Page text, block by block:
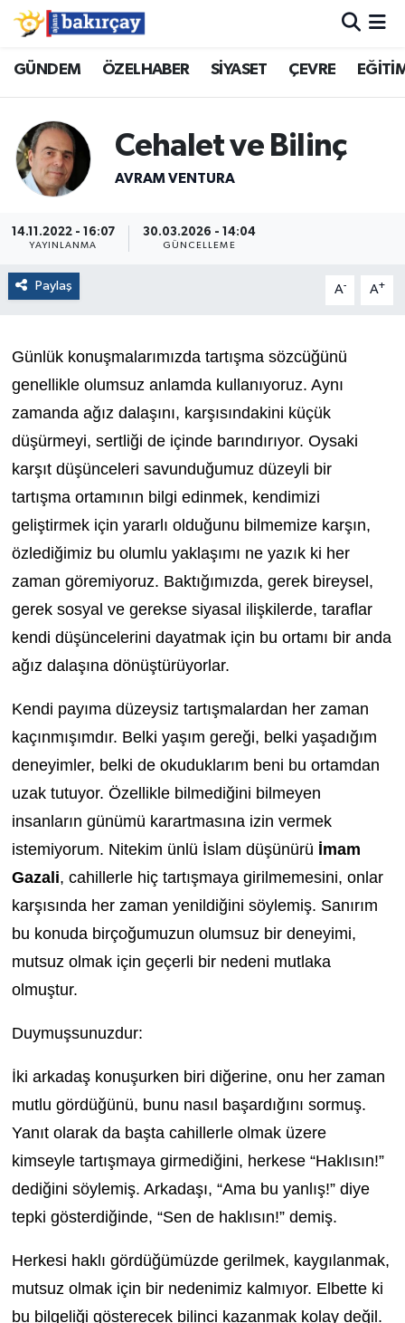
GÜNDEM ÖZELHABER SİYASET ÇEVRE
Cehalet ve Bilinç
AVRAM VENTURA
14.11.2022 - 16:07
YAYINLANMA
30.03.2026 - 14:04
GÜNCELLEME
Paylaş A- A+
Günlük konuşmalarımızda tartışma sözcüğünü
genellikle olumsuz anlamda kullanıyoruz. Aynı
zamanda ağız dalaşını, karşısındakini küçük
düşürmeyi, sertliği de içinde barındırıyor. Oysaki
karşıt düşünceleri savunduğumuz düzeyli bir
tartışma ortamının bilgi edinmek, kendimizi
geliştirmek için yararlı olduğunu bilmemize karşın,
özlediğimiz bu olumlu yaklaşımı ne yazık ki her
zaman göremiyoruz. Baktığımızda, gerek bireysel,
gerek sosyal ve gerekse siyasal ilişkilerde, taraflar
kendi düşüncelerini dayatmak için bu ortamı bir anda
ağız dalaşına dönüştürüyorlar.
Kendi payıma düzeysiz tartışmalardan her zaman
kaçınmışımdır. Belki yaşım gereği, belki yaşadığım
deneyimler, belki de okuduklarım beni bu ortamdan
uzak tutuyor. Özellikle bilmediğini bilmeyen
insanların günümü karartmasına izin vermek
istemiyorum. Nitekim ünlü İslam düşünürü İmam
Gazali, cahillerle hiç tartışmaya girilmemesini, onlar
karşısında her zaman yenildiğini söylemiş. Sanırım
bu konuda birçoğumuzun olumsuz bir deneyimi,
mutsuz olmak için geçerli bir nedeni mutlaka
olmuştur.
Duymuşsunuzdur:
İki arkadaş konuşurken biri diğerine, onu her zaman
mutlu gördüğünü, bunu nasıl başardığını sormuş.
Yanıt olarak da başta cahillerle olmak üzere
kimseyle tartışmaya girmediğini, herkese “Haklısın!”
dediğini söylemiş. Arkadaşı, “Ama bu yanlış!” diye
tepki gösterdiğinde, “Sen de haklısın!” demiş.
Herkesi haklı gördüğümüzde gerilmek, kaygılanmak,
mutsuz olmak için bir nedenimiz kalmıyor. Elbette ki
bu bilgeliği gösterecek bilinci kazanmak kolay değil.
İzmir Nöbetçi Eczaneler
İzmir Namaz Vakitleri
Süper Lig Puan Durumu ve Fikstür
Tüm Manşetler
Haber Arşivi